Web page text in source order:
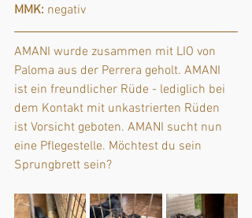
MMK: negativ
AMANI wurde zusammen mit LIO von
Paloma aus der Perrera geholt. AMANI
ist ein freundlicher Rüde - lediglich bei
dem Kontakt mit unkastrierten Rüden
ist Vorsicht geboten. AMANI sucht nun
eine Pflegestelle. Möchtest du sein
Sprungbrett sein?